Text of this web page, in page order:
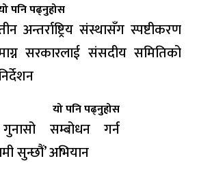
पनि पढ्नुहोस
अन्तर्राष्ट्रिय संस्थासँग स्पष्टीकरण
सरकारलाई संसदीय समितिको
यो पनि पढ्नुहोस
सम्बोधन गर्न
सुन्छौं’ अभियान